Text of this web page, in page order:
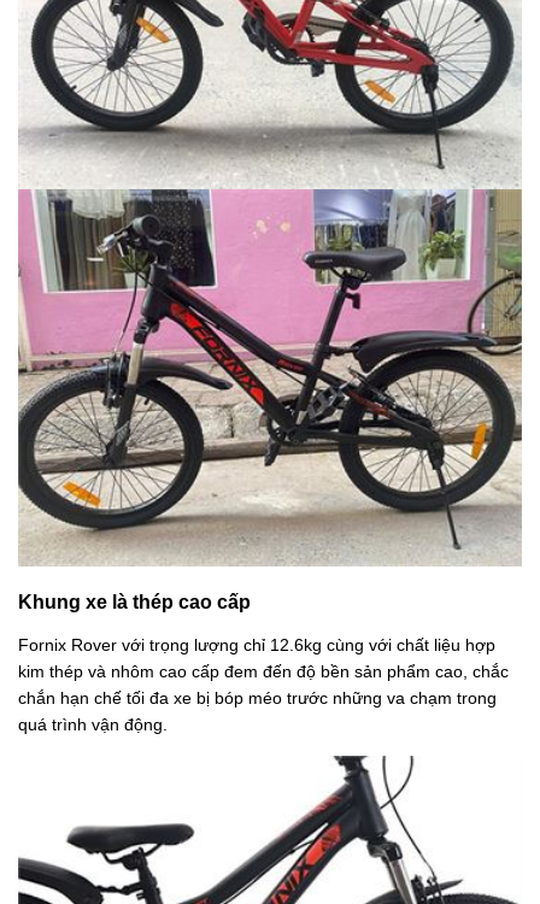
Khung xe là thép cao cấp
Fornix Rover với trọng lượng chỉ 12.6kg cùng với chất liệu hợp
kim thép và nhôm cao cấp đem đến độ bền sản phẩm cao, chắc
chắn hạn chế tối đa xe bị bóp méo trước những va chạm trong
quá trình vận động.